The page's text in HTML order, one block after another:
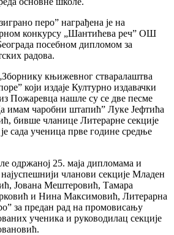
перо” награђена је на
конкурсу „Шантићева реч” ОШ
посебном дипломом за
радова.
књижевног стваралаштва
који издаје Културно издавачки
Пожаревца нашле су се две песме
имам чаробни штапић” Луке Јефтића
бивше чланице Литерарне секције
сада ученица прве године средње
одржаној 25. маја дипломама и
чланови секцијe Младен
Јована Мештеровић, Тамара
и Нина Максимовић, Литерарна
за предан рад на промовисању
ученика и руководилац секције